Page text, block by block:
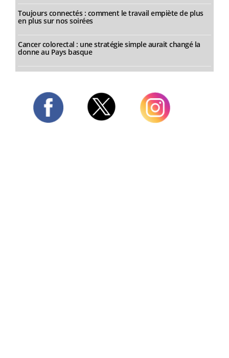
Toujours connectés : comment le travail empiète de plus
en plus sur nos soirées
Cancer colorectal : une stratégie simple aurait changé la
donne au Pays basque